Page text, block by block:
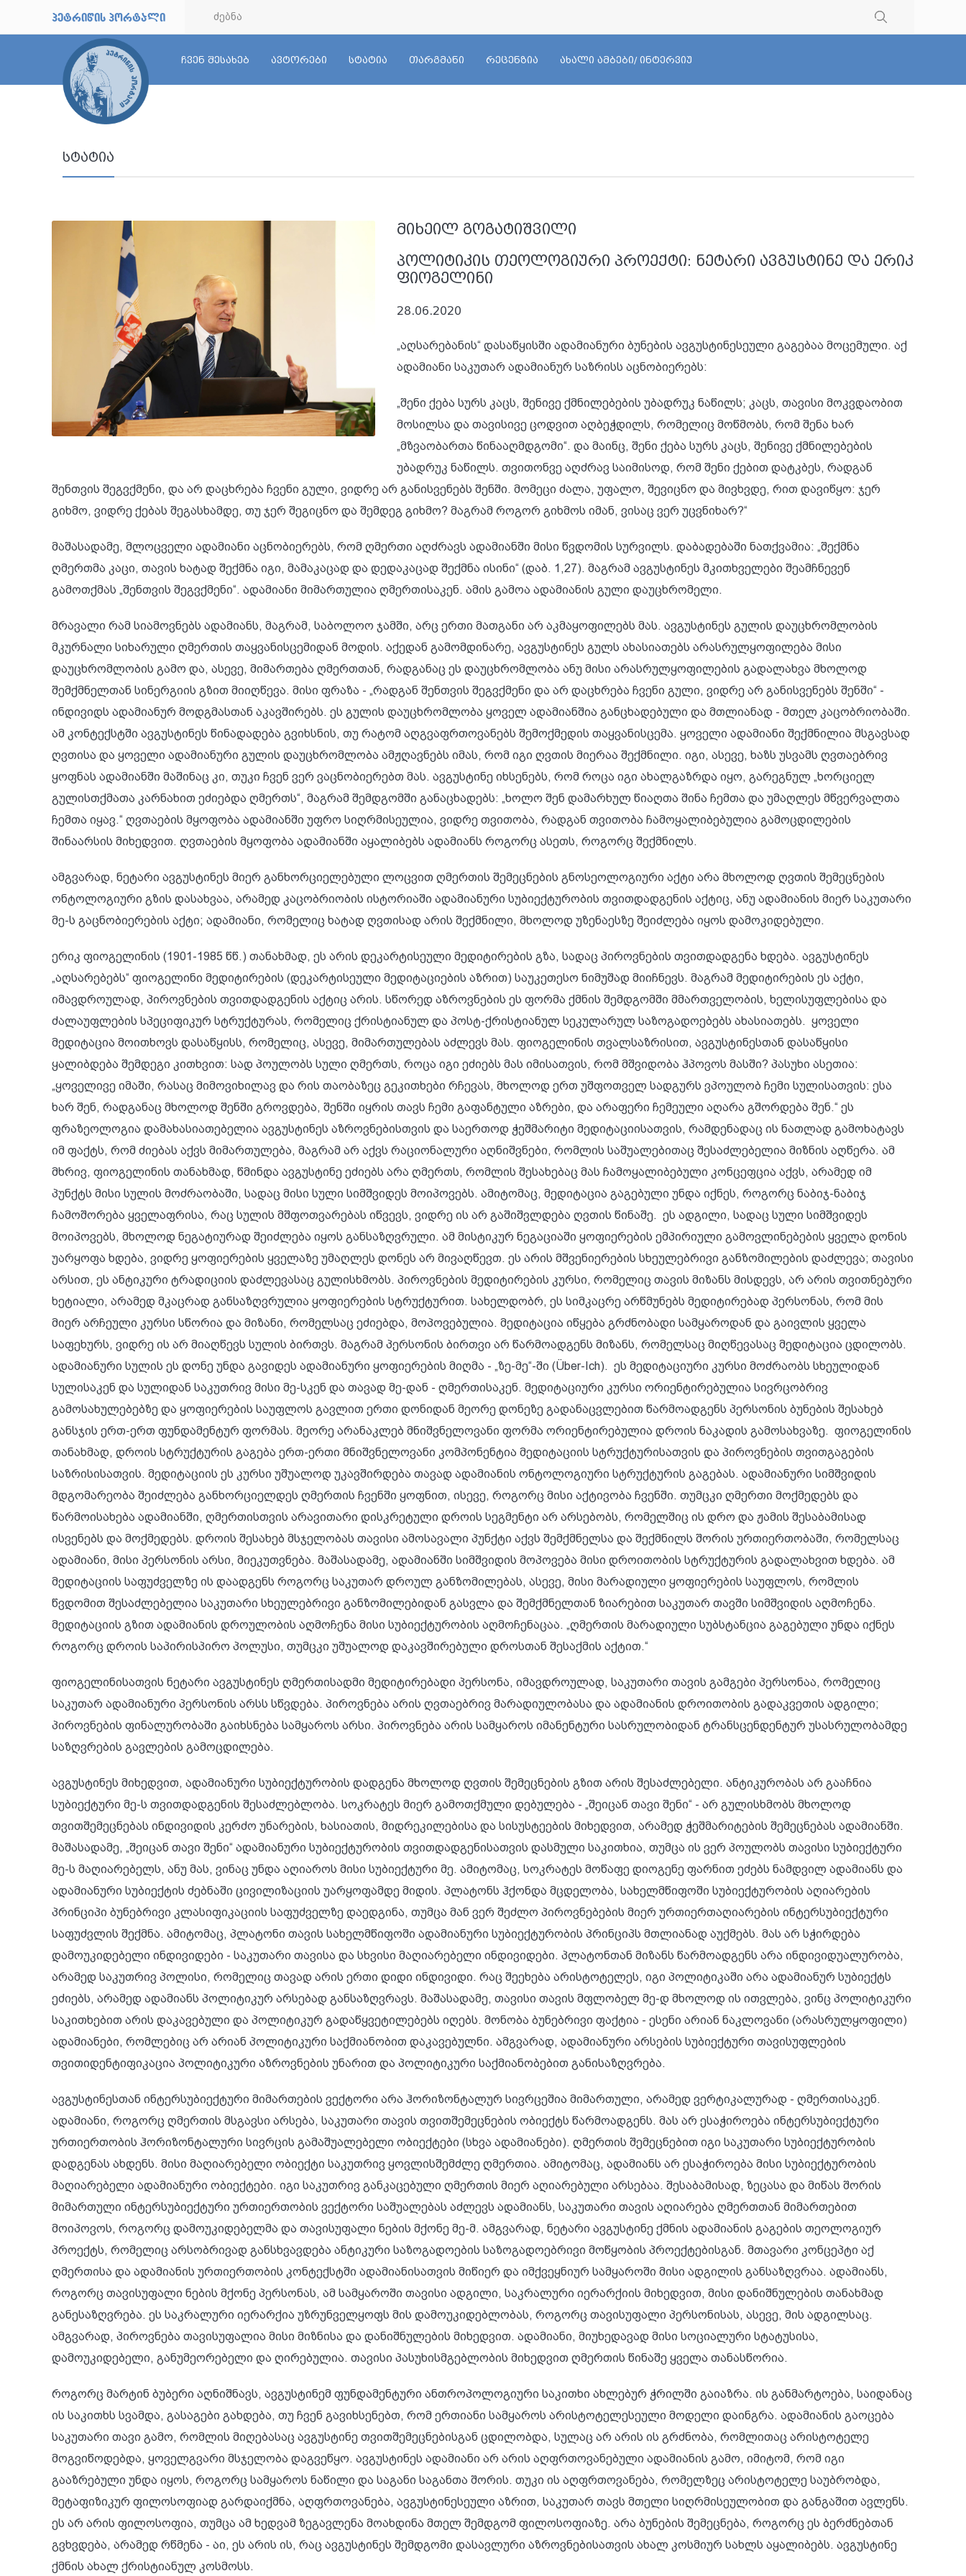
petriwis portali
ჩვენ შესახებ ავტორები სტატია თარგმანი რეცენზია ახალი ამბები/ ინტერვიუ
სტატია
მიხეილ გოგატიშვილი
პოლიტიკის თეოლოგიური პროექტი: ნეტარი ავგუსტინე და ერიკ
ფიოგელინი
28.06.2020
„აღსარებანის“ დასაწყისში ადამიანური ბუნების ავგუსტინესეული გაგებაა მოცემული. აქ
ადამიანი საკუთარ ადამიანურ საზრისს აცნობიერებს:
„შენი ქება სურს კაცს, შენივე ქმნილებების უბადრუკ ნაწილს; კაცს, თავისი მოკვდაობით
მოსილსა და თავისივე ცოდვით აღბეჭდილს, რომელიც მოწმობს, რომ შენა ხარ
„მზვაობართა წინააღმდგომი“. და მაინც, შენი ქება სურს კაცს, შენივე ქმნილებების
უბადრუკ ნაწილს. თვითონვე აღძრავ საიმისოდ, რომ შენი ქებით დატკბეს, რადგან
შენთვის შეგვქმენი, და არ დაცხრება ჩვენი გული, ვიდრე არ განისვენებს შენში. მომეცი ძალა, უფალო, შევიცნო და მივხვდე, რით დავიწყო: ჯერ
გიხმო, ვიდრე ქებას შეგასხამდე, თუ ჯერ შეგიცნო და შემდეგ გიხმო? მაგრამ როგორ გიხმოს იმან, ვისაც ვერ უცვნიხარ?“
მაშასადამე, მლოცველი ადამიანი აცნობიერებს, რომ ღმერთი აღძრავს ადამიანში მისი წვდომის სურვილს. დაბადებაში ნათქვამია: „შექმნა
ღმერთმა კაცი, თავის ხატად შექმნა იგი, მამაკაცად და დედაკაცად შექმნა ისინი“ (დაბ. 1,27). მაგრამ ავგუსტინეს მკითხველები შეამჩნევენ
გამოთქმას „შენთვის შეგვქმენი“. ადამიანი მიმართულია ღმერთისაკენ. ამის გამოა ადამიანის გული დაუცხრომელი.
მრავალი რამ სიამოვნებს ადამიანს, მაგრამ, საბოლოო ჯამში, არც ერთი მათგანი არ აკმაყოფილებს მას. ავგუსტინეს გულის დაუცხრომლობის
მკურნალი სიხარული ღმერთის თაყვანისცემიდან მოდის. აქედან გამომდინარე, ავგუსტინეს გულს ახასიათებს არასრულყოფილება მისი
დაუცხრომლობის გამო და, ასევე, მიმართება ღმერთთან, რადგანაც ეს დაუცხრომლობა ანუ მისი არასრულყოფილების გადალახვა მხოლოდ
შემქმნელთან სინერგიის გზით მიიღწევა. მისი ფრაზა - „რადგან შენთვის შეგვქმენი და არ დაცხრება ჩვენი გული, ვიდრე არ განისვენებს შენში“ -
ინდივიდს ადამიანურ მოდგმასთან აკავშირებს. ეს გულის დაუცხრომლობა ყოველ ადამიანშია განცხადებული და მთლიანად - მთელ კაცობრიობაში.
ამ კონტექსტში ავგუსტინეს წინადადება გვიხსნის, თუ რატომ აღგვაფრთოვანებს შემოქმედის თაყვანისცემა. ყოველი ადამიანი შექმნილია მსგავსად
ღვთისა და ყოველი ადამიანური გულის დაუცხრომლობა ამჟღავნებს იმას, რომ იგი ღვთის მიერაა შექმნილი. იგი, ასევე, ხაზს უსვამს ღვთაებრივ
ყოფნას ადამიანში მაშინაც კი, თუკი ჩვენ ვერ ვაცნობიერებთ მას. ავგუსტინე იხსენებს, რომ როცა იგი ახალგაზრდა იყო, გარეგნულ „ხორციელ
გულისთქმათა კარნახით ეძიებდა ღმერთს“, მაგრამ შემდგომში განაცხადებს: „ხოლო შენ დამარხულ წიაღთა შინა ჩემთა და უმაღლეს მწვერვალთა
ჩემთა იყავ.“ ღვთაების მყოფობა ადამიანში უფრო სიღრმისეულია, ვიდრე თვითობა, რადგან თვითობა ჩამოყალიბებულია გამოცდილების
შინაარსის მიხედვით. ღვთაების მყოფობა ადამიანში აყალიბებს ადამიანს როგორც ასეთს, როგორც შექმნილს.
ამგვარად, ნეტარი ავგუსტინეს მიერ განხორციელებული ლოცვით ღმერთის შემეცნების გნოსეოლოგიური აქტი არა მხოლოდ ღვთის შემეცნების
ონტოლოგიური გზის დასახვაა, არამედ კაცობრიობის ისტორიაში ადამიანური სუბიექტურობის თვითდადგენის აქტიც, ანუ ადამიანის მიერ საკუთარი
მე-ს გაცნობიერების აქტი; ადამიანი, რომელიც ხატად ღვთისად არის შექმნილი, მხოლოდ უზენაესზე შეიძლება იყოს დამოკიდებული.
ერიკ ფიოგელინის (1901-1985 წწ.) თანახმად, ეს არის დეკარტისეული მედიტირების გზა, სადაც პიროვნების თვითდადგენა ხდება. ავგუსტინეს
„აღსარებებს“ ფიოგელინი მედიტირების (დეკარტისეული მედიტაციების აზრით) საუკეთესო ნიმუშად მიიჩნევს. მაგრამ მედიტირების ეს აქტი,
იმავდროულად, პიროვნების თვითდადგენის აქტიც არის. სწორედ აზროვნების ეს ფორმა ქმნის შემდგომში მმართველობის, ხელისუფლებისა და
ძალაუფლების სპეციფიკურ სტრუქტურას, რომელიც ქრისტიანულ და პოსტ-ქრისტიანულ სეკულარულ საზოგადოებებს ახასიათებს. ყოველი
მედიტაცია მოითხოვს დასაწყისს, რომელიც, ასევე, მიმართულებას აძლევს მას. ფიოგელინის თვალსაზრისით, ავგუსტინესთან დასაწყისი
ყალიბდება შემდეგი კითხვით: სად პოულობს სული ღმერთს, როცა იგი ეძიებს მას იმისათვის, რომ მშვიდობა ჰპოვოს მასში? პასუხი ასეთია:
„ყოველივე იმაში, რასაც მიმოვიხილავ და რის თაობაზეც გეკითხები რჩევას, მხოლოდ ერთ უშფოთველ სადგურს ვპოულობ ჩემი სულისათვის: ესა
ხარ შენ, რადგანაც მხოლოდ შენში გროვდება, შენში იყრის თავს ჩემი გაფანტული აზრები, და არაფერი ჩემეული აღარა გშორდება შენ.“ ეს
ფრაზეოლოგია დამახასიათებელია ავგუსტინეს აზროვნებისთვის და საერთოდ ჭეშმარიტი მედიტაციისათვის, რამდენადაც ის ნათლად გამოხატავს
იმ ფაქტს, რომ ძიებას აქვს მიმართულება, მაგრამ არ აქვს რაციონალური აღნიშვნები, რომლის საშუალებითაც შესაძლებელია მიზნის აღწერა. ამ
მხრივ, ფიოგელინის თანახმად, წმინდა ავგუსტინე ეძიებს არა ღმერთს, რომლის შესახებაც მას ჩამოყალიბებული კონცეფცია აქვს, არამედ იმ
პუნქტს მისი სულის მოძრაობაში, სადაც მისი სული სიმშვიდეს მოიპოვებს. ამიტომაც, მედიტაცია გაგებული უნდა იქნეს, როგორც ნაბიჯ-ნაბიჯ
ჩამოშორება ყველაფრისა, რაც სულის მშფოთვარებას იწვევს, ვიდრე ის არ გაშიშვლდება ღვთის წინაშე. ეს ადგილი, სადაც სული სიმშვიდეს
მოიპოვებს, მხოლოდ ნეგატიურად შეიძლება იყოს განსაზღვრული. ამ მისტიკურ ნეგაციაში ყოფიერების ემპირიული გამოვლინებების ყველა დონის
უარყოფა ხდება, ვიდრე ყოფიერების ყველაზე უმაღლეს დონეს არ მივაღწევთ. ეს არის მშვენიერების სხეულებრივი განზომილების დაძლევა; თავისი
არსით, ეს ანტიკური ტრადიციის დაძლევასაც გულისხმობს. პიროვნების მედიტირების კურსი, რომელიც თავის მიზანს მისდევს, არ არის თვითნებური
ხეტიალი, არამედ მკაცრად განსაზღვრულია ყოფიერების სტრუქტურით. სახელდობრ, ეს სიმკაცრე არწმუნებს მედიტირებად პერსონას, რომ მის
მიერ არჩეული კურსი სწორია და მიზანი, რომელსაც ეძიებდა, მოპოვებულია. მედიტაცია იწყება გრძნობადი სამყაროდან და გაივლის ყველა
საფეხურს, ვიდრე ის არ მიაღწევს სულის ბირთვს. მაგრამ პერსონის ბირთვი არ წარმოადგენს მიზანს, რომელსაც მიღწევასაც მედიტაცია ცდილობს.
ადამიანური სულის ეს დონე უნდა გავიდეს ადამიანური ყოფიერების მიღმა - „ზე-მე“-ში (Über-Ich). ეს მედიტაციური კურსი მოძრაობს სხეულიდან
სულისაკენ და სულიდან საკუთრივ მისი მე-სკენ და თავად მე-დან - ღმერთისაკენ. მედიტაციური კურსი ორიენტირებულია სივრცობრივ
გამოსახულებებზე და ყოფიერების საუფლოს გავლით ერთი დონიდან მეორე დონეზე გადანაცვლებით წარმოადგენს პერსონის ბუნების შესახებ
განსჯის ერთ-ერთ ფუნდამენტურ ფორმას. მეორე არანაკლებ მნიშვნელოვანი ფორმა ორიენტირებულია დროის ნაკადის გამოსახვაზე. ფიოგელინის
თანახმად, დროის სტრუქტურის გაგება ერთ-ერთი მნიშვნელოვანი კომპონენტია მედიტაციის სტრუქტურისათვის და პიროვნების თვითგაგების
საზრისისათვის. მედიტაციის ეს კურსი უშუალოდ უკავშირდება თავად ადამიანის ონტოლოგიური სტრუქტურის გაგებას. ადამიანური სიმშვიდის
მდგომარეობა შეიძლება განხორციელდეს ღმერთის ჩვენში ყოფნით, ისევე, როგორც მისი აქტივობა ჩვენში. თუმცკი ღმერთი მოქმედებს და
წარმოისახება ადამიანში, ღმერთისთვის არავითარი დისკრეტული დროის სეგმენტი არ არსებობს, რომელშიც ის დრო და ჟამის შესაბამისად
ისვენებს და მოქმედებს. დროის შესახებ მსჯელობას თავისი ამოსავალი პუნქტი აქვს შემქმნელსა და შექმნილს შორის ურთიერთობაში, რომელსაც
ადამიანი, მისი პერსონის არსი, მიეკუთვნება. მაშასადამე, ადამიანში სიმშვიდის მოპოვება მისი დროითობის სტრუქტურის გადალახვით ხდება. ამ
მედიტაციის საფუძველზე ის დაადგენს როგორც საკუთარ დროულ განზომილებას, ასევე, მისი მარადიული ყოფიერების საუფლოს, რომლის
წვდომით შესაძლებელია საკუთარი სხეულებრივი განზომილებიდან გასვლა და შემქმნელთან ზიარებით საკუთარ თავში სიმშვიდის აღმოჩენა.
მედიტაციის გზით ადამიანის დროულობის აღმოჩენა მისი სუბიექტურობის აღმოჩენაცაა. „ღმერთის მარადიული სუბსტანცია გაგებული უნდა იქნეს
როგორც დროის საპირისპირო პოლუსი, თუმცკი უშუალოდ დაკავშირებული დროსთან შესაქმის აქტით.“
ფიოგელინისათვის ნეტარი ავგუსტინეს ღმერთისადმი მედიტირებადი პერსონა, იმავდროულად, საკუთარი თავის გამგები პერსონაა, რომელიც
საკუთარ ადამიანური პერსონის არსს სწვდება. პიროვნება არის ღვთაებრივ მარადიულობასა და ადამიანის დროითობის გადაკვეთის ადგილი;
პიროვნების ფინალურობაში გაიხსნება სამყაროს არსი. პიროვნება არის სამყაროს იმანენტური სასრულობიდან ტრანსცენდენტურ უსასრულობამდე
საზღვრების გავლების გამოცდილება.
ავგუსტინეს მიხედვით, ადამიანური სუბიექტურობის დადგენა მხოლოდ ღვთის შემეცნების გზით არის შესაძლებელი. ანტიკურობას არ გააჩნია
სუბიექტური მე-ს თვითდადგენის შესაძლებლობა. სოკრატეს მიერ გამოთქმული დებულება - „შეიცან თავი შენი“ - არ გულისხმობს მხოლოდ
თვითშემეცნებას ინდივიდის კერძო უნარების, ხასიათის, მიდრეკილებისა და სისუსტეების მიხედვით, არამედ ჭეშმარიტების შემეცნებას ადამიანში.
მაშასადამე, „შეიცან თავი შენი“ ადამიანური სუბიექტურობის თვითდადგენისათვის დასმული საკითხია, თუმცა ის ვერ პოულობს თავისი სუბიექტური
მე-ს მაღიარებელს, ანუ მას, ვინაც უნდა აღიაროს მისი სუბიექტური მე. ამიტომაც, სოკრატეს მოწაფე დიოგენე ფარნით ეძებს ნამდვილ ადამიანს და
ადამიანური სუბიექტის ძებნაში ცივილიზაციის უარყოფამდე მიდის. პლატონს ჰქონდა მცდელობა, სახელმწიფოში სუბიექტურობის აღიარების
პრინციპი ბუნებრივი კლასიფიკაციის საფუძველზე დაედგინა, თუმცა მან ვერ შეძლო პიროვნებების მიერ ურთიერთაღიარების ინტერსუბიექტური
საფუძვლის შექმნა. ამიტომაც, პლატონი თავის სახელმწიფოში ადამიანური სუბიექტურობის პრინციპს მთლიანად აუქმებს. მას არ სჭირდება
დამოუკიდებელი ინდივიდები - საკუთარი თავისა და სხვისი მაღიარებელი ინდივიდები. პლატონთან მიზანს წარმოადგენს არა ინდივიდუალურობა,
არამედ საკუთრივ პოლისი, რომელიც თავად არის ერთი დიდი ინდივიდი. რაც შეეხება არისტოტელეს, იგი პოლიტიკაში არა ადამიანურ სუბიექტს
ეძიებს, არამედ ადამიანს პოლიტიკურ არსებად განსაზღვრავს. მაშასადამე, თავისი თავის მფლობელ მე-დ მხოლოდ ის ითვლება, ვინც პოლიტიკური
საკითხებით არის დაკავებული და პოლიტიკურ გადაწყვეტილებებს იღებს. მონობა ბუნებრივი ფაქტია - ესენი არიან ნაკლოვანი (არასრულყოფილი)
ადამიანები, რომლებიც არ არიან პოლიტიკური საქმიანობით დაკავებულნი. ამგვარად, ადამიანური არსების სუბიექტური თავისუფლების
თვითიდენტიფიკაცია პოლიტიკური აზროვნების უნარით და პოლიტიკური საქმიანობებით განისაზღვრება.
ავგუსტინესთან ინტერსუბიექტური მიმართების ვექტორი არა ჰორიზონტალურ სივრცეშია მიმართული, არამედ ვერტიკალურად - ღმერთისაკენ.
ადამიანი, როგორც ღმერთის მსგავსი არსება, საკუთარი თავის თვითშემეცნების ობიექტს წარმოადგენს. მას არ ესაჭიროება ინტერსუბიექტური
ურთიერთობის ჰორიზონტალური სივრცის გამაშუალებელი ობიექტები (სხვა ადამიანები). ღმერთის შემეცნებით იგი საკუთარი სუბიექტურობის
დადგენას ახდენს. მისი მაღიარებელი ობიექტი საკუთრივ ყოვლისშემძლე ღმერთია. ამიტომაც, ადამიანს არ ესაჭიროება მისი სუბიექტურობის
მაღიარებელი ადამიანური ობიექტები. იგი საკუთრივ განკაცებული ღმერთის მიერ აღიარებული არსებაა. შესაბამისად, ზეცასა და მიწას შორის
მიმართული ინტერსუბიექტური ურთიერთობის ვექტორი საშუალებას აძლევს ადამიანს, საკუთარი თავის აღიარება ღმერთთან მიმართებით
მოიპოვოს, როგორც დამოუკიდებელმა და თავისუფალი ნების მქონე მე-მ. ამგვარად, ნეტარი ავგუსტინე ქმნის ადამიანის გაგების თეოლოგიურ
პროექტს, რომელიც არსობრივად განსხვავდება ანტიკური საზოგადოების საზოგადოებრივი მოწყობის პროექტებისგან. მთავარი კონცეპტი აქ
ღმერთისა და ადამიანის ურთიერთობის კონტექსტში ადამიანისათვის მიწიერ და იმქვეყნიურ სამყაროში მისი ადგილის განსაზღვრაა. ადამიანს,
როგორც თავისუფალი ნების მქონე პერსონას, ამ სამყაროში თავისი ადგილი, საკრალური იერარქიის მიხედვით, მისი დანიშნულების თანახმად
განესაზღვრება. ეს საკრალური იერარქია უზრუნველყოფს მის დამოუკიდებლობას, როგორც თავისუფალი პერსონისას, ასევე, მის ადგილსაც.
ამგვარად, პიროვნება თავისუფალია მისი მიზნისა და დანიშნულების მიხედვით. ადამიანი, მიუხედავად მისი სოციალური სტატუსისა,
დამოუკიდებელი, განუმეორებელი და ღირებულია. თავისი პასუხისმგებლობის მიხედვით ღმერთის წინაშე ყველა თანასწორია.
როგორც მარტინ ბუბერი აღნიშნავს, ავგუსტინემ ფუნდამენტური ანთროპოლოგიური საკითხი ახლებურ ჭრილში გაიაზრა. ის განმარტოება, საიდანაც
ის საკითხს სვამდა, გასაგები გახდება, თუ ჩვენ გავიხსენებთ, რომ ერთიანი სამყაროს არისტოტელესეული მოდელი დაინგრა. ადამიანის გაოცება
საკუთარი თავი გამო, რომლის მიღებასაც ავგუსტინე თვითშემეცნებისგან ცდილობდა, სულაც არ არის ის გრძნობა, რომლითაც არისტოტელე
მოგვიწოდებდა, ყოველგვარი მსჯელობა დაგვეწყო. ავგუსტინეს ადამიანი არ არის აღფრთოვანებული ადამიანის გამო, იმიტომ, რომ იგი
გააზრებული უნდა იყოს, როგორც სამყაროს ნაწილი და საგანი საგანთა შორის. თუკი ის აღფრთოვანება, რომელზეც არისტოტელე საუბრობდა,
მეტაფიზიკურ ფილოსოფიად გარდაიქმნა, აღფრთოვანება, ავგუსტინესეული აზრით, საკუთარ თავს მთელი სიღრმისეულობით და განგაშით ავლენს.
ეს არ არის ფილოსოფია, თუმცა ამ ხედვამ ზეგავლენა მოახდინა მთელ შემდგომ ფილოსოფიაზე. არა ბუნების შემეცნება, როგორც ეს ბერძნებთან
გვხვდება, არამედ რწმენა - აი, ეს არის ის, რაც ავგუსტინეს შემდგომი დასავლური აზროვნებისათვის ახალ კოსმიურ სახლს აყალიბებს. ავგუსტინე
ქმნის ახალ ქრისტიანულ კოსმოსს.